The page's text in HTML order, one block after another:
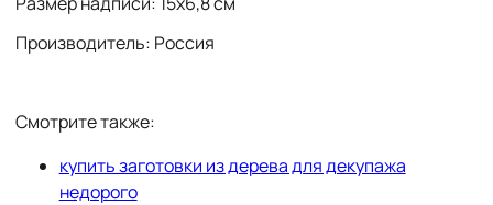
Производитель: Россия
Смотрите также:
купить заготовки из дерева для декупажа
недорого